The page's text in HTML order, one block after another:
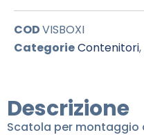
CODVISBOXI
CategorieContenitori,
Descrizione
Scatola per montaggio